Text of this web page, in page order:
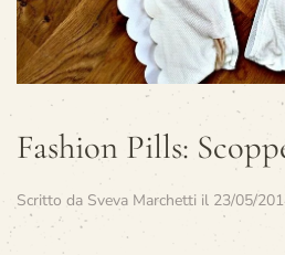
Fashion Pills:
Scritto da Sveva Marchetti il 23/05/